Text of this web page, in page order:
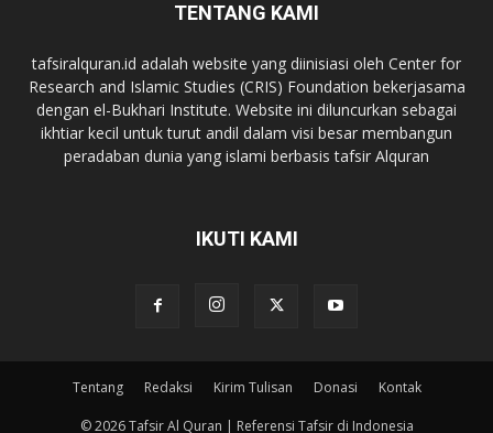
TENTANG KAMI
tafsiralquran.id adalah website yang diinisiasi oleh Center for
Research and Islamic Studies (CRIS) Foundation bekerjasama
dengan el-Bukhari Institute. Website ini diluncurkan sebagai
ikhtiar kecil untuk turut andil dalam visi besar membangun
peradaban dunia yang islami berbasis tafsir Alquran
IKUTI KAMI
Tentang Redaksi Kirim Tulisan Donasi Kontak
© 2026 Tafsir Al Quran | Referensi Tafsir di Indonesia